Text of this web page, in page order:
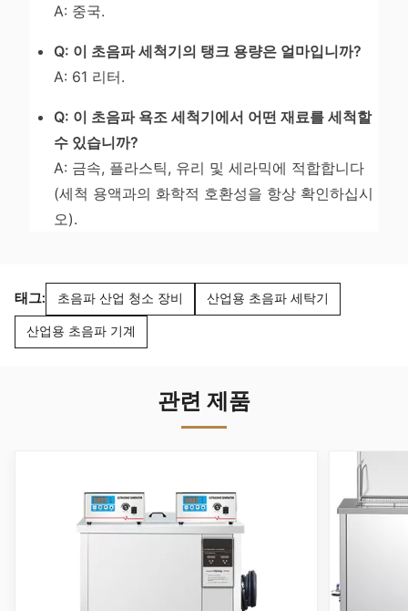
A: 중국.
Q: 이 초음파 세척기의 탱크 용량은 얼마입니까?
A: 61 리터.
Q: 이 초음파 욕조 세척기에서 어떤 재료를 세척할
수 있습니까?
A: 금속, 플라스틱, 유리 및 세라믹에 적합합니다
(세척 용액과의 화학적 호환성을 항상 확인하십시
오).
태그: 초음파 산업 청소 장비 산업용 초음파 세탁기
산업용 초음파 기계
관련 제품